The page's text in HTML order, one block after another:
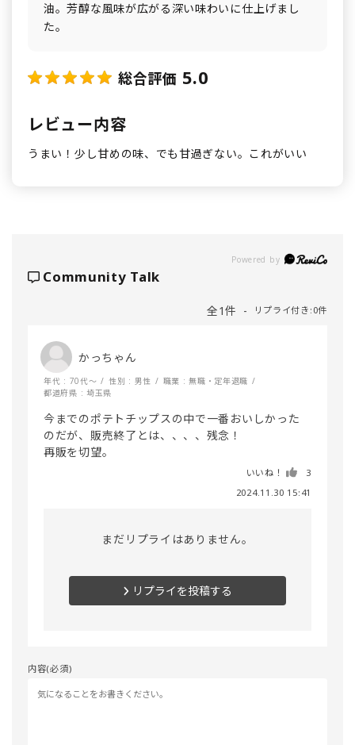
油。芳醇な風味が広がる深い味わいに仕上げまし
た。
総合評価 5.0
レビュー内容
うまい！少し甘めの味、でも甘過ぎない。これがいい
Powered by
Community Talk
全1件 リプライ付き:0件
かっちゃん
年代 : 70代～ 性別 : 男性
職業 : 無職・定年退職
都道府県 : 埼玉県
今までのポテトチップスの中で一番おいしかった
のだが、販売終了とは、、、、残念！
再販を切望。
いいね！
3
2024.11.30 15:41
まだリプライはありません。
リプライを投稿する
内容(必須)